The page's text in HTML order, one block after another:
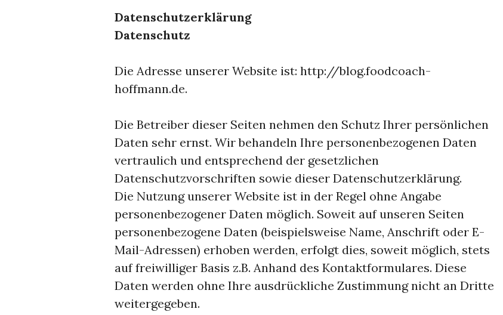
Datenschutzerklärung
Datenschutz
Die Adresse unserer Website ist: http://blog.foodcoach-
hoffmann.de.
Die Betreiber dieser Seiten nehmen den Schutz Ihrer persönlichen
Daten sehr ernst. Wir behandeln Ihre personenbezogenen Daten
vertraulich und entsprechend der gesetzlichen
Datenschutzvorschriften sowie dieser Datenschutzerklärung.
Die Nutzung unserer Website ist in der Regel ohne Angabe
personenbezogener Daten möglich. Soweit auf unseren Seiten
personenbezogene Daten (beispielsweise Name, Anschrift oder E-
Mail-Adressen) erhoben werden, erfolgt dies, soweit möglich, stets
auf freiwilliger Basis z.B. Anhand des Kontaktformulares. Diese
Daten werden ohne Ihre ausdrückliche Zustimmung nicht an Dritte
weitergegeben.